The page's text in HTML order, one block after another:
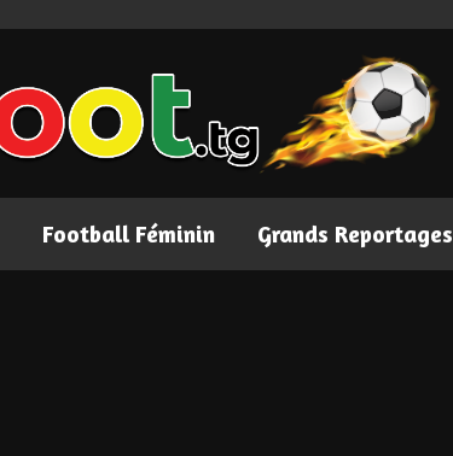
Football Féminin Grands Reportages